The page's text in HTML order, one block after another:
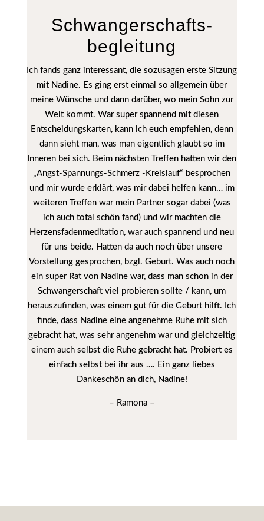
Schwanger­schafts­­
begleitung
Ich fands ganz interessant, die sozusagen erste Sitzung
mit Nadine. Es ging erst einmal so allgemein über
meine Wünsche und dann darüber, wo mein Sohn zur
Welt kommt. War super spannend mit diesen
Entscheidungskarten, kann ich euch empfehlen, denn
dann sieht man, was man eigentlich glaubt so im
Inneren bei sich. Beim nächsten Treffen hatten wir den
„Angst-Spannungs-Schmerz -Kreislauf“ besprochen
und mir wurde erklärt, was mir dabei helfen kann… im
weiteren Treffen war mein Partner sogar dabei (was
ich auch total schön fand) und wir machten die
Herzensfadenmeditation, war auch spannend und neu
für uns beide. Hatten da auch noch über unsere
Vorstellung gesprochen, bzgl. Geburt. Was auch noch
ein super Rat von Nadine war, dass man schon in der
Schwangerschaft viel probieren sollte / kann, um
herauszufinden, was einem gut für die Geburt hilft. Ich
finde, dass Nadine eine angenehme Ruhe mit sich
gebracht hat, was sehr angenehm war und gleichzeitig
einem auch selbst die Ruhe gebracht hat. Probiert es
einfach selbst bei ihr aus …. Ein ganz liebes
Dankeschön an dich, Nadine!
– Ramona –